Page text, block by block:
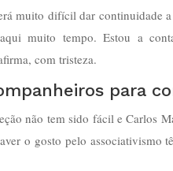
muito difícil dar continuidade
muito tempo. Estou a
com tristeza.
para
não tem sido fácil e Carlos
o gosto pelo associativismo